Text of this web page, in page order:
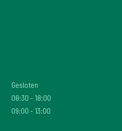
Gesloten
08:30 - 18:00
09:00 - 13:00